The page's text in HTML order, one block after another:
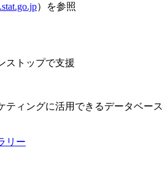
）を参照
ストップで支援
ティングに活用できるデータベース